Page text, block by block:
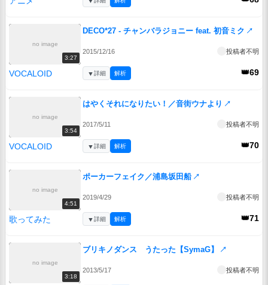
no image
3:27
DECO*27 - チャンバラジョニー feat. 初音ミク ↗
2015/12/16 投稿者不明
VOCALOID 👑69
▼詳細 解析
no image
3:54
はやくそれになりたい！／音街ウナより ↗
2017/5/11 投稿者不明
VOCALOID 👑70
▼詳細 解析
no image
4:51
ポーカーフェイク／浦島坂田船 ↗
2019/4/29 投稿者不明
歌ってみた 👑71
▼詳細 解析
no image
3:18
ブリキノダンス うたった【SymaG】 ↗
2013/5/17 投稿者不明